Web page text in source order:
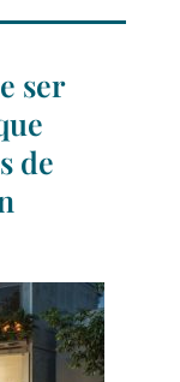
ser
de